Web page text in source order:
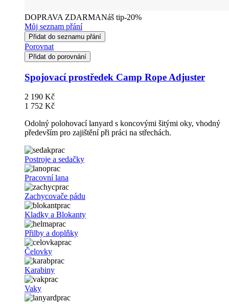
DOPRAVA ZDARMANáš tip-20%
Můj seznam přání
Přidat do seznamu přání
Porovnat
Přidat do porovnání
Spojovací prostředek Camp Rope Adjuster
2 190 Kč
1 752 Kč
Odolný polohovací lanyard s koncovými šitými oky, vhodný
především pro zajištění při práci na střechách.
Postroje a sedačky
Pracovní lana
Zachycovače pádu
Kladky a Blokanty
Přilby a doplňky
Čelovky
Karabiny
Vaky